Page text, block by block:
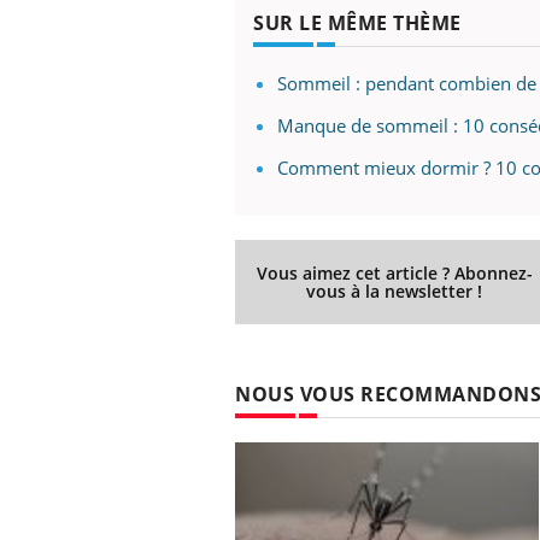
SUR LE MÊME THÈME
Sommeil : pendant combien
Manque de sommeil : 10
Comment mieux dormir ? 10
Vous aimez cet article ? Abonnez-
vous à la newsletter !
NOUS VOUS RECOMMANDONS
Eczéma Chronique des Mains :
expliquer ma maladieYoutube
Il y a des sujets qui sont faciles à aborder...